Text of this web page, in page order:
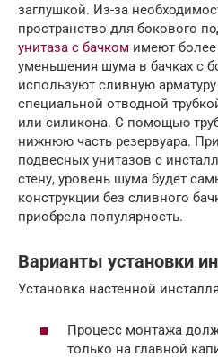
заглушкой. Из-за
пространство для бокового
унитаза с бачком имеют
уменьшения шума в бачках с
используют сливную
специальной отводной
или силикона. С помощью
нижнюю часть резервуара.
подвесных унитазов с
стену, уровень шума будет
конструкции без сливного
приобрела популярность.
Варианты установки
Установка настенной
Процесс монтажа
только на главной